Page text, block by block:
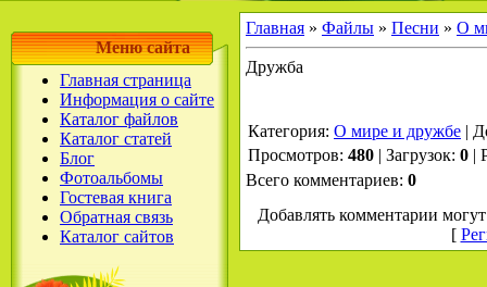
Меню сайта
Главная страница
Информация о сайте
Каталог файлов
Каталог статей
Блог
Фотоальбомы
Гостевая книга
Обратная связь
Каталог сайтов
Главная » Файлы » Песни » О
Дружба
Категория: О мире и дружбе |
Просмотров: 480 | Загрузок: 0 |
Всего комментариев: 0
Добавлять комментарии
[